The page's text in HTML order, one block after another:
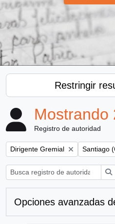
Restringir
Mostrando
Registro de autoridad
Remove filter:
Dirigente Gremial Remove
Santiago
Opciones avanzadas